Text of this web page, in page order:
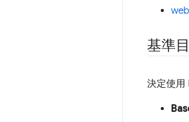
基準
決定使用